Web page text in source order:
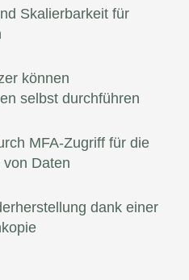
Skalierbarkeit für
können
selbst durchführen
MFA-Zugriff für die
Daten
dank einer